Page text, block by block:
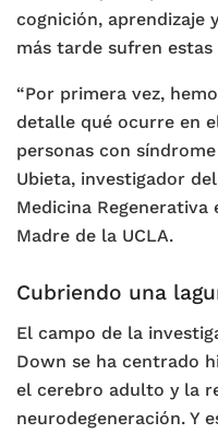
cognición, aprendizaje
más tarde sufren estas
“Por primera vez,
detalle qué ocurre en
personas con
Ubieta, investigador
Medicina
Madre de la UCLA.
Cubriendo una
El campo de la
Down se ha centrado
el cerebro adulto y la
neurodegeneración. Y